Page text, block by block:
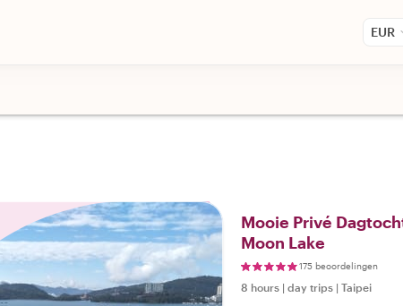
EUR
Mooie Privé
Moon Lake
175 beoordelingen
8 hours | day trips | Taipei